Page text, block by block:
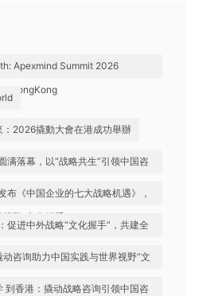
Apexmind Summit 2026
HongKong
：2026撬動大會在港成功舉辦
满落幕，以“战略共生”引领中国咨
布《中国企业的七大战略机遇》，
野“文化握手”
促进中外战略“文化握手”，共建全
咨询助力中国实践与世界视野“文
到香港：撬动战略咨询引领中国咨